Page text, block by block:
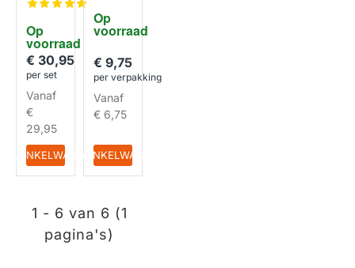
Op
voorraad
Wasma
003125
18 /
003119
28
(4x200
g)
€ 30,95
per set
Vanaf
€
29,95
IN WINKELWAGEN
Op
voorraad
/
311565
€ 9,75
per verpakking
Vanaf
€ 6,75
IN WINKELWAGEN
1 - 6 van 6 (1
pagina's)